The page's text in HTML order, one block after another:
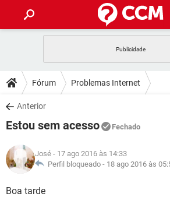
CELULAR FACEBOOK
OUTLOOK
INSTAGRAM GMAIL
GUIA DE COMPRAS
DICAS
JOGOS
INSTAGRAM
DOWNLOADS
JOGOS
CELULAR
OUTLOOK EXCEL
INSTAGRAM
JOGOS
OUTLOOK
GLOSSÁRIO
Fórum Problemas Internet
Anterior
Estou sem acesso Fechado
José - 17 ago 2016 às 14:33
Perfil bloqueado - 18 ago 2016 às
Boa tarde